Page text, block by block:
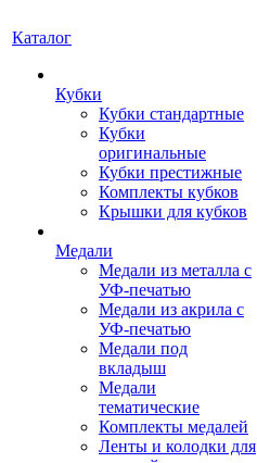
Каталог
Кубки
Кубки стандартные
Кубки
оригинальные
Кубки престижные
Комплекты кубков
Крышки для кубков
Медали
Медали из металла с
УФ-печатью
Медали из акрила с
УФ-печатью
Медали под
вкладыш
Медали
тематические
Комплекты медалей
Ленты и колодки для